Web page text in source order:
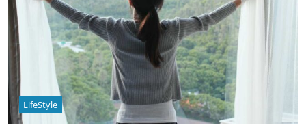
LifeStyle